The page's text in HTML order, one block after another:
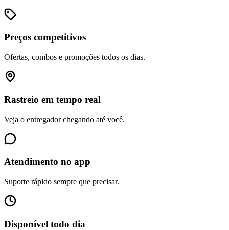
Preços competitivos
Ofertas, combos e promoções todos os dias.
Rastreio em tempo real
Veja o entregador chegando até você.
Atendimento no app
Suporte rápido sempre que precisar.
Disponível todo dia